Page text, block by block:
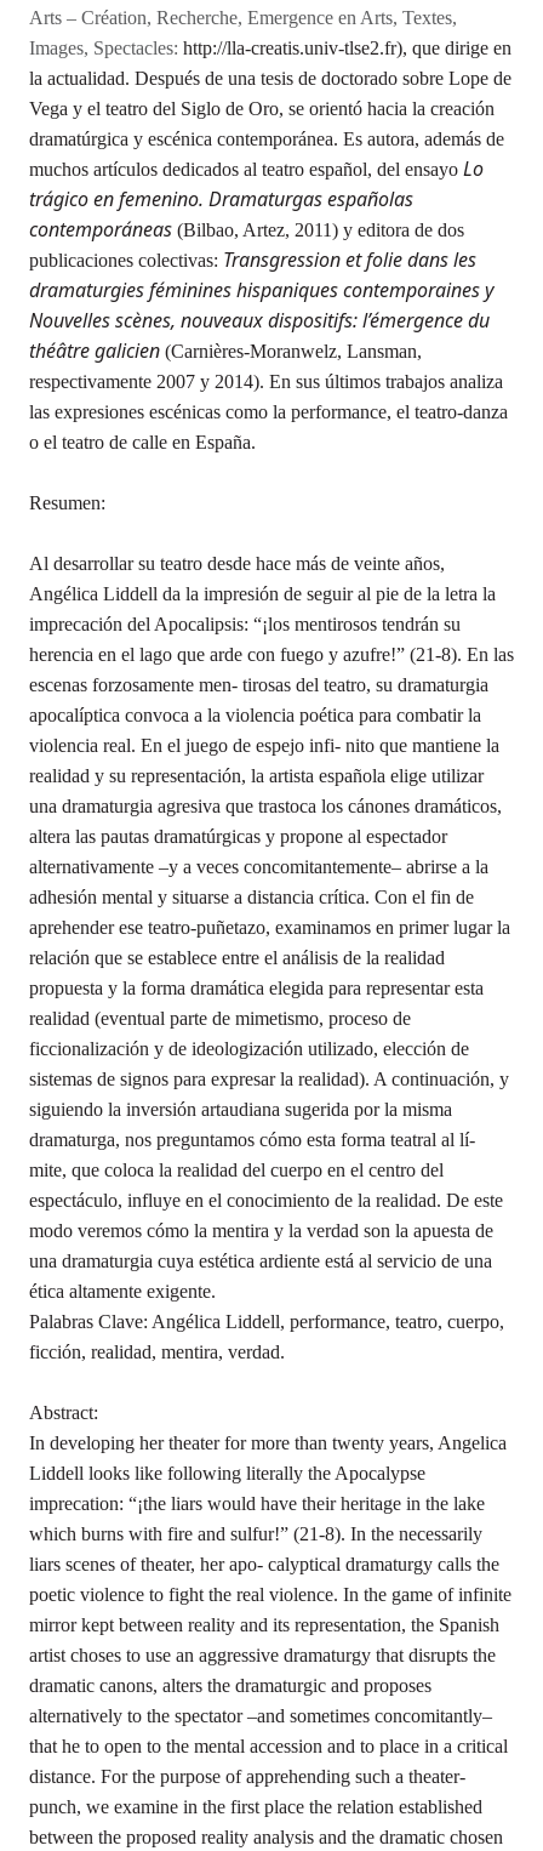
Arts – Création, Recherche, Emergence en Arts, Textes,
Images, Spectacles: http://lla-creatis.univ-tlse2.fr), que dirige en
la actualidad. Después de una tesis de doctorado sobre Lope de
Vega y el teatro del Siglo de Oro, se orientó hacia la creación
dramatúrgica y escénica contemporánea. Es autora, además de
muchos artículos dedicados al teatro español, del ensayo Lo
trágico en femenino. Dramaturgas españolas
contemporáneas (Bilbao, Artez, 2011) y editora de dos
publicaciones colectivas: Transgression et folie dans les
dramaturgies féminines hispaniques contemporaines y
Nouvelles scènes, nouveaux dispositifs: l’émergence du
théâtre galicien (Carnières-Moranwelz, Lansman,
respectivamente 2007 y 2014). En sus últimos trabajos analiza
las expresiones escénicas como la performance, el teatro-danza
o el teatro de calle en España.
Resumen:
Al desarrollar su teatro desde hace más de veinte años,
Angélica Liddell da la impresión de seguir al pie de la letra la
imprecación del Apocalipsis: “¡los mentirosos tendrán su
herencia en el lago que arde con fuego y azufre!” (21-8). En las
escenas forzosamente men- tirosas del teatro, su dramaturgia
apocalíptica convoca a la violencia poética para combatir la
violencia real. En el juego de espejo infi- nito que mantiene la
realidad y su representación, la artista española elige utilizar
una dramaturgia agresiva que trastoca los cánones dramáticos,
altera las pautas dramatúrgicas y propone al espectador
alternativamente –y a veces concomitantemente– abrirse a la
adhesión mental y situarse a distancia crítica. Con el fin de
aprehender ese teatro-puñetazo, examinamos en primer lugar la
relación que se establece entre el análisis de la realidad
propuesta y la forma dramática elegida para representar esta
realidad (eventual parte de mimetismo, proceso de
ficcionalización y de ideologización utilizado, elección de
sistemas de signos para expresar la realidad). A continuación, y
siguiendo la inversión artaudiana sugerida por la misma
dramaturga, nos preguntamos cómo esta forma teatral al lí-
mite, que coloca la realidad del cuerpo en el centro del
espectáculo, influye en el conocimiento de la realidad. De este
modo veremos cómo la mentira y la verdad son la apuesta de
una dramaturgia cuya estética ardiente está al servicio de una
ética altamente exigente.
Palabras Clave: Angélica Liddell, performance, teatro, cuerpo,
ficción, realidad, mentira, verdad.
Abstract:
In developing her theater for more than twenty years, Angelica
Liddell looks like following literally the Apocalypse
imprecation: “¡the liars would have their heritage in the lake
which burns with fire and sulfur!” (21-8). In the necessarily
liars scenes of theater, her apo- calyptical dramaturgy calls the
poetic violence to fight the real violence. In the game of infinite
mirror kept between reality and its representation, the Spanish
artist choses to use an aggressive dramaturgy that disrupts the
dramatic canons, alters the dramaturgic and proposes
alternatively to the spectator –and sometimes concomitantly–
that he to open to the mental accession and to place in a critical
distance. For the purpose of apprehending such a theater-
punch, we examine in the first place the relation established
between the proposed reality analysis and the dramatic chosen